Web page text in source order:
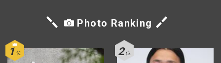
Photo Ranking